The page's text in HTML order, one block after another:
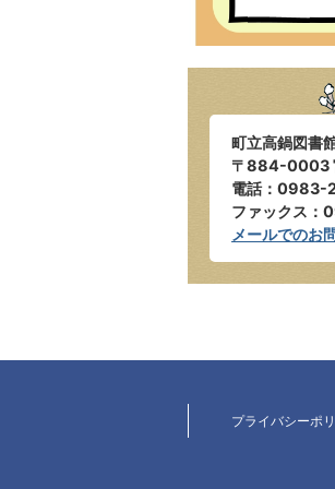
町立高鍋図書
〒884-0003
電話：0983-
ファックス
メールでのお
プライバシーポ